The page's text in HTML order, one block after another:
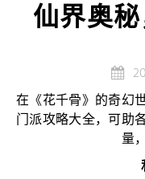
仙界奥
在《花千骨》的奇幻
门派攻略大全，可助
量